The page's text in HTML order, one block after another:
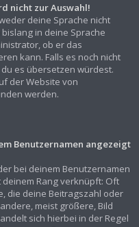
nicht zur Auswahl!
deine Sprache nicht
in deine Sprache
ob er das
kann. Falls es noch nicht
es übersetzen würdest.
der Website von
werden.
Benutzernamen angezeigt
bei deinem Benutzernamen
deinem Rang verknüpft: Oft
die deine Beitragszahl oder
meist größere, Bild
sich hierbei in der Regel